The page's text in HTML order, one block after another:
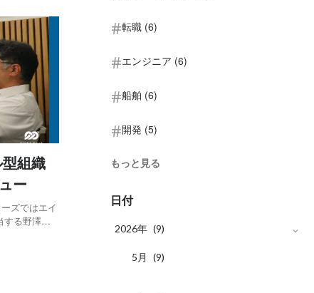
組織
ー
ズではエイ
する野澤さ
務です。
転職 (6)
エンジニア (6)
船舶 (6)
開発 (5)
もっと見る
日付
2026年 (9)
5 月 (9)